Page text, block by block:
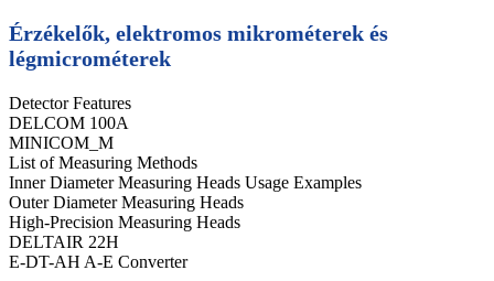
Érzékelők, elektromos mikrométerek és
légmicrométerek
Detector Features
DELCOM 100A
MINICOM_M
List of Measuring Methods
Inner Diameter Measuring Heads Usage Examples
Outer Diameter Measuring Heads
High-Precision Measuring Heads
DELTAIR 22H
E-DT-AH A-E Converter